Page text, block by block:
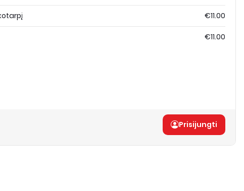
€11.00
€11.00
Prisijungti